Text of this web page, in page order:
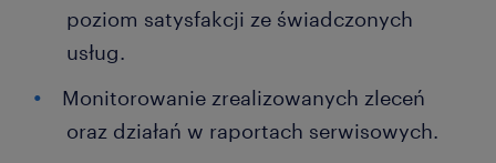
poziom satysfakcji ze świadczonych
usług.
Monitorowanie zrealizowanych zleceń
oraz działań w raportach serwisowych.